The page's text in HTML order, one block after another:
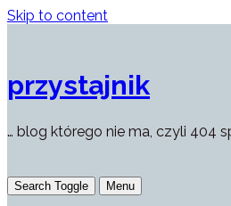
Skip to content
przystajnik
… blog którego nie ma, czyli 404
Search Toggle Menu